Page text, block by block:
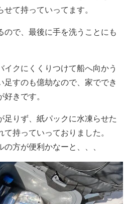
て持っていってます。
ので、最後に手を洗うことにも
イクにくくりつけて船へ向かう
足すのも億劫なので、家ででき
きです。
足りず、紙パックに水凍らせた
持っていっておりました。
方が便利かなーと、、、